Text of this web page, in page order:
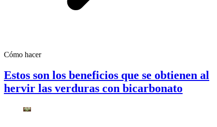
Cómo hacer
Estos son los beneficios que se obtienen al
hervir las verduras con bicarbonato